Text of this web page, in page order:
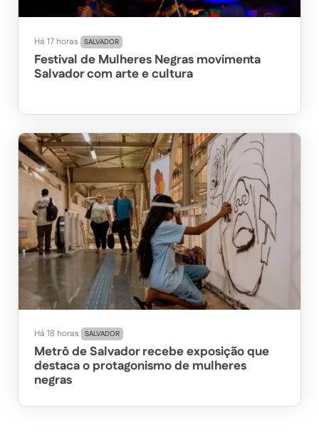
Há 17 horas SALVADOR
Festival de Mulheres Negras movimenta
Salvador com arte e cultura
Há 18 horas SALVADOR
Metrô de Salvador recebe exposição que
destaca o protagonismo de mulheres
negras